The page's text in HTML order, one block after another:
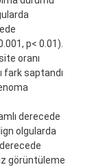
p< 0.01).
oranı
fark saptandı
derecede
olgularda
görüntüleme